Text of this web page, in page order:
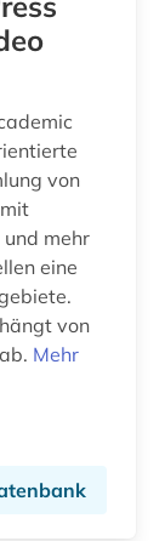
von
mehr
eine
von
Mehr